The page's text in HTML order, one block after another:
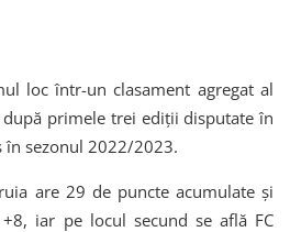
loc într-un clasament agregat al
după primele trei ediții disputate în
sezonul 2022/2023.
are 29 de puncte acumulate și
iar pe locul secund se află FC